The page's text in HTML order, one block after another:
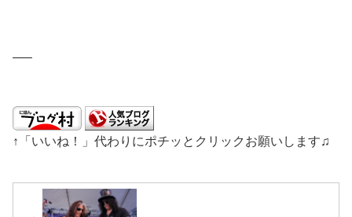
—–
↑「いいね！」代わりにポチッとクリックお願いします♫